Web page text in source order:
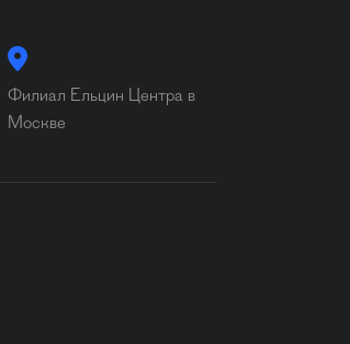
Филиал Ельцин Центра в
Москве